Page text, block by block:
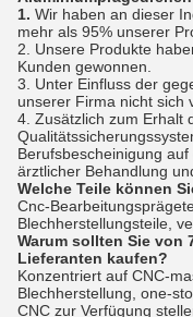
1. Wir haben an dieser
mehr als 95% unserer
2. Unsere Produkte
Kunden gewonnen.
3. Unter Einfluss der
unserer Firma nicht sich
4. Zusätzlich zum Erhalt
Berufsbescheinigung
ärztlicher Behandlung
Welche Teile können
Cnc-
Blechherstellungsteile,
Warum sollten Sie von
Lieferanten kaufen?
Konzentriert auf CNC-
Blechherstellung, one-
CNC zur Verfügung